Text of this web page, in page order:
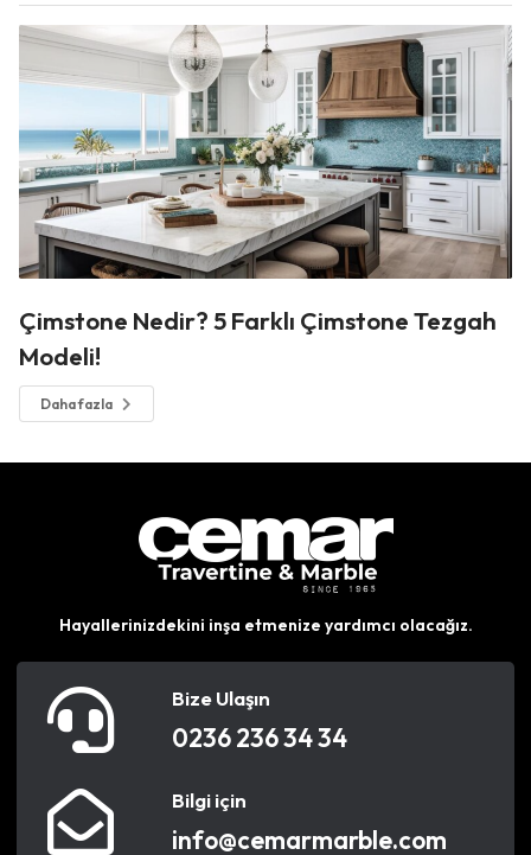
Çimstone Nedir? 5 Farklı Çimstone Tezgah
Modeli!
Daha fazla
Hayallerinizdekini inşa etmenize yardımcı olacağız.
Bize Ulaşın
0236 236 34 34
Bilgi için
info@cemarmarble.com